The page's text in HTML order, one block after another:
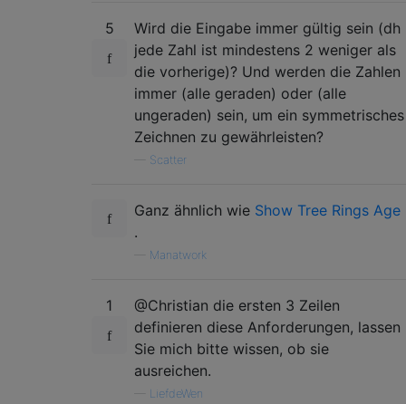
5
Wird die Eingabe immer gültig sein (dh
jede Zahl ist mindestens 2 weniger als
die vorherige)? Und werden die Zahlen
immer (alle geraden) oder (alle
ungeraden) sein, um ein symmetrisches
Zeichnen zu gewährleisten?
Scatter
Ganz ähnlich wie Show Tree Rings Age
.
Manatwork
1
@Christian die ersten 3 Zeilen
definieren diese Anforderungen, lassen
Sie mich bitte wissen, ob sie
ausreichen.
LiefdeWen